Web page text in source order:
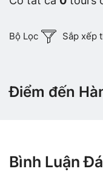
Bộ Lọc Sắp xếp
Điểm đến
Bình Luận